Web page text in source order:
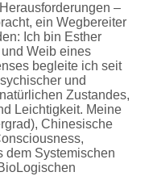
–
ein Wegbereiter
Ich bin Esther
Weib eines
begleite ich seit
und
Zustandes,
Leichtigkeit. Meine
Chinesische
dem Systemischen